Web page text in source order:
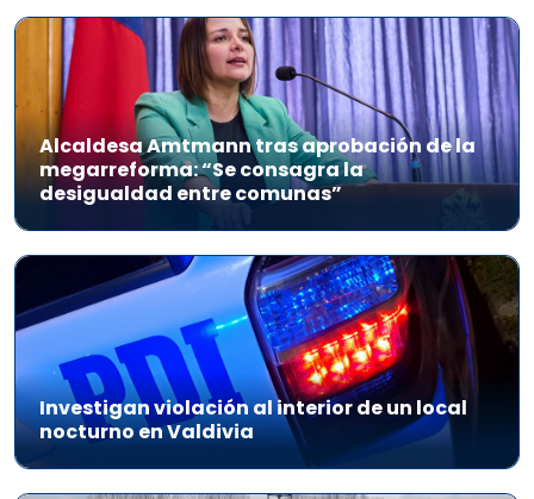
Alcaldesa Amtmann tras aprobación de la
megarreforma: “Se consagra la
desigualdad entre comunas”
Investigan violación al interior de un local
nocturno en Valdivia